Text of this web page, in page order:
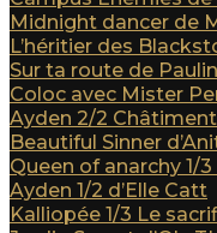
Midnight dancer de
L’héritier des
Sur ta route de
Coloc avec Mister
Ayden 2/2 Châtiment
Beautiful Sinner
Queen of anarchy 1/
Ayden 1/2 d’Elle Catt
Kalliopée 1/3 Le